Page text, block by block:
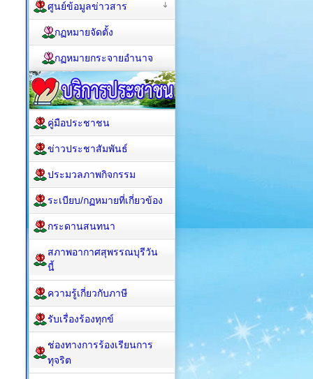
ศูนย์ข้อมูลข่าวสาร
กฏหมายจัดตั้ง
กฏหมายกระจายอำนาจ
คู่มือประชาชน
ข่าวประชาสัมพันธ์
ประมวลภาพกิจกรรม
ระเบียบ/กฏหมายที่เกี่ยวข้อง
กระดานสนทนา
สภาพอากาศสุพรรณบุรีวัน
นี้
ความรู้เกี่ยวกับภาษี
รับเรื่องร้องทุกข์
ช่องทางการร้องเรียนการ
ทุจริต